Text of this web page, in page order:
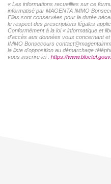
« Les informations recueillies sur ce
informatisé par MAGENTA IMMO
Elles sont conservées pour la durée
le respect des prescriptions légales
Conformément à la loi « informatique et
d'accès aux données vous concernant
IMMO Bonsecours
la liste d'opposition au démarchage
vous inscrire ici : https://